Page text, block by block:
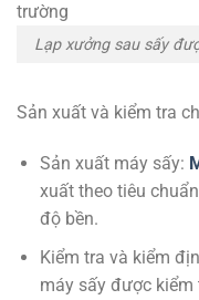
Lạp xưởng sau sấy
Sản xuất và kiểm tra
Sản xuất máy sấy:
xuất theo tiêu
độ bền.
Kiểm tra và kiểm
máy sấy được